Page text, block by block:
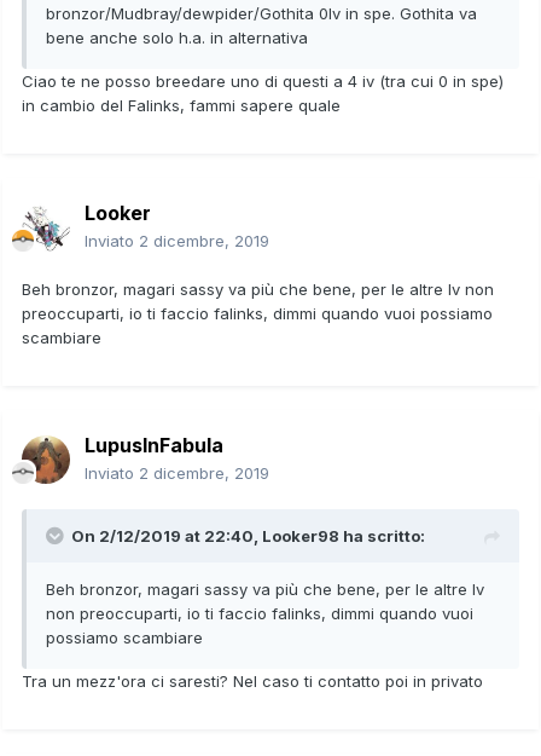
bronzor/Mudbray/dewpider/Gothita 0Iv in spe. Gothita va
bene anche solo h.a. in alternativa
Ciao te ne posso breedare uno di questi a 4 iv (tra cui 0 in spe)
in cambio del Falinks, fammi sapere quale
Looker
Inviato 2 dicembre, 2019
Beh bronzor, magari sassy va più che bene, per le altre Iv non
preoccuparti, io ti faccio falinks, dimmi quando vuoi possiamo
scambiare
LupusInFabula
Inviato 2 dicembre, 2019
On 2/12/2019 at 22:40, Looker98 ha scritto:
Beh bronzor, magari sassy va più che bene, per le altre Iv
non preoccuparti, io ti faccio falinks, dimmi quando vuoi
possiamo scambiare
Tra un mezz'ora ci saresti? Nel caso ti contatto poi in privato